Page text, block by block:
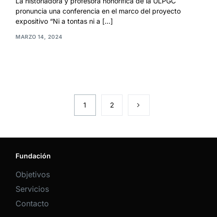
pronuncia una conferencia en el marco del proyecto
expositivo “Ni a tontas ni a […]
MARZO 14, 2024
1 2
Fundación
Objetivos
Servicios
Contacto